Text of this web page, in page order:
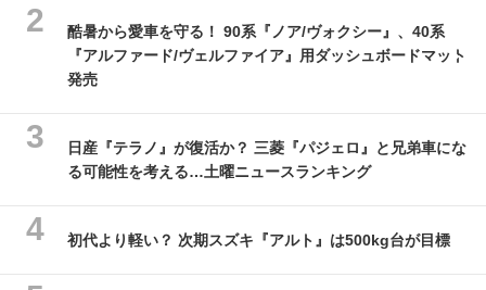
酷暑から愛車を守る！ 90系『ノア/ヴォクシー』、40系
『アルファード/ヴェルファイア』用ダッシュボードマット
発売
日産『テラノ』が復活か？ 三菱『パジェロ』と兄弟車にな
る可能性を考える…土曜ニュースランキング
初代より軽い？ 次期スズキ『アルト』は500kg台が目標